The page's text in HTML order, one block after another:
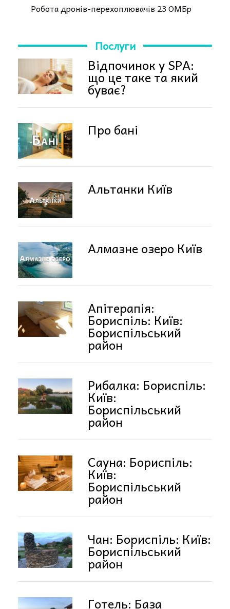
Робота дронів-перехоплювачів 23 ОМБр
Послуги
Відпочинок у SPA:
що це таке та який
буває?
Про бані
Альтанки Київ
Алмазне озеро Київ
Апітерапія:
Бориспіль: Київ:
Бориспільський
район
Рибалка: Бориспіль:
Київ:
Бориспільський
район
Сауна: Бориспіль:
Київ:
Бориспільський
район
Чан: Бориспіль: Київ:
Бориспільський
район
Готель: База